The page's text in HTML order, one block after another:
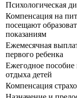
Психологическая
Компенсация на
посещают
показаниям
Ежемесячная
первого ребенка
Ежегодное пособие
отдыха детей
Компенсация